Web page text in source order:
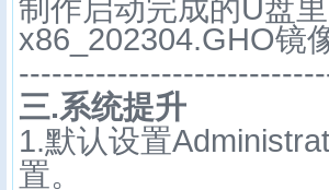
制作启动完成的U盘
x86_202304.GHO镜
三.系统提升
1.默认设置
置。